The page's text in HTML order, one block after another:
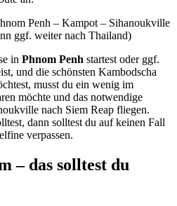
Penh – Kampot – Sihanoukville
ggf. weiter nach Thailand)
in Phnom Penh startest oder ggf.
und die schönsten Kambodscha
musst du ein wenig im
möchte und das notwendige
nach Siem Reap fliegen.
dann solltest du auf keinen Fall
verpassen.
– das solltest du